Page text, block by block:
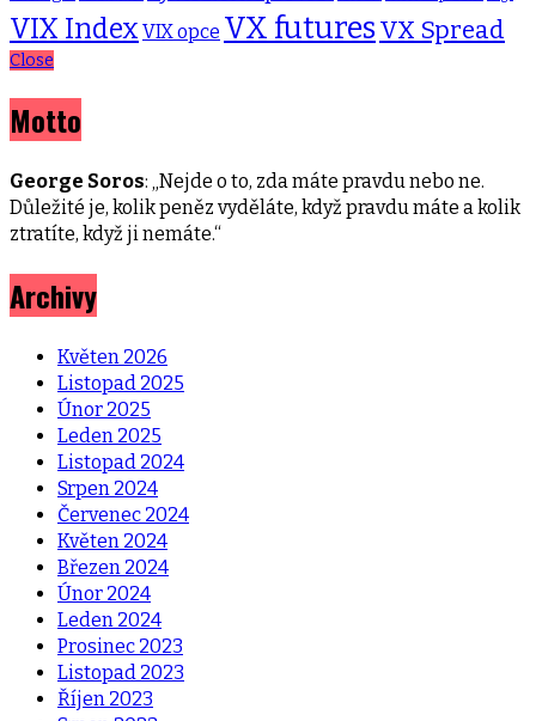
VIX Index VIX opce VX futuresVX Spread
Close
Motto
George Soros: „Nejde o to, zda máte pravdu nebo ne.
Důležité je, kolik peněz vyděláte, když pravdu máte a kolik
ztratíte, když ji nemáte.“
Archivy
Květen 2026
Listopad 2025
Únor 2025
Leden 2025
Listopad 2024
Srpen 2024
Červenec 2024
Květen 2024
Březen 2024
Únor 2024
Leden 2024
Prosinec 2023
Listopad 2023
Říjen 2023